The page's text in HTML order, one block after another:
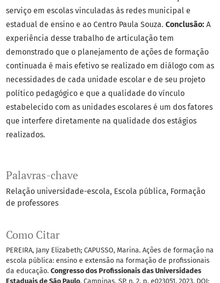
Palavras-chave
Relação universidade-escola Escola pública Formação
de professores
Como Citar
PEREIRA, Jany Elizabeth; CAPUSSO, Marina. Ações de formação na
escola pública: ensino e extensão na formação de profissionais
da educação. Congresso dos Profissionais das Universidades
serviço em escolas vinculadas às redes municipal e
estadual de ensino e ao Centro Paula Souza. Conclusão: A
experiência desse trabalho de articulação tem
demonstrado que o planejamento de ações de formação
continuada é mais efetivo se realizado em diálogo com as
necessidades de cada unidade escolar e de seu projeto
político pedagógico e que a qualidade do vínculo
estabelecido com as unidades escolares é um dos fatores
que interfere diretamente na qualidade dos estágios
realizados.